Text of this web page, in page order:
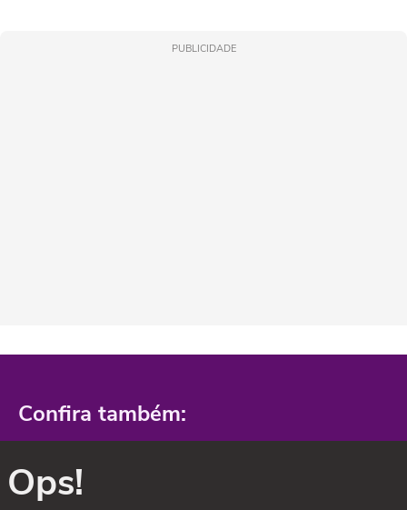
PUBLICIDADE
Confira também:
Ops!